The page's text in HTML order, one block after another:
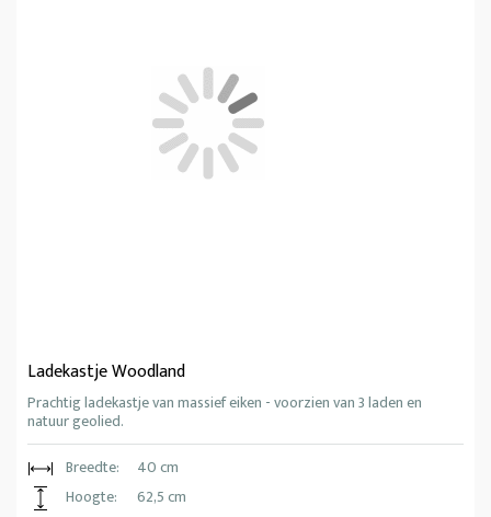
Ladekastje Woodland
Prachtig ladekastje van massief eiken - voorzien van 3 laden en
natuur geolied.
Breedte:
40 cm
Hoogte:
62,5 cm